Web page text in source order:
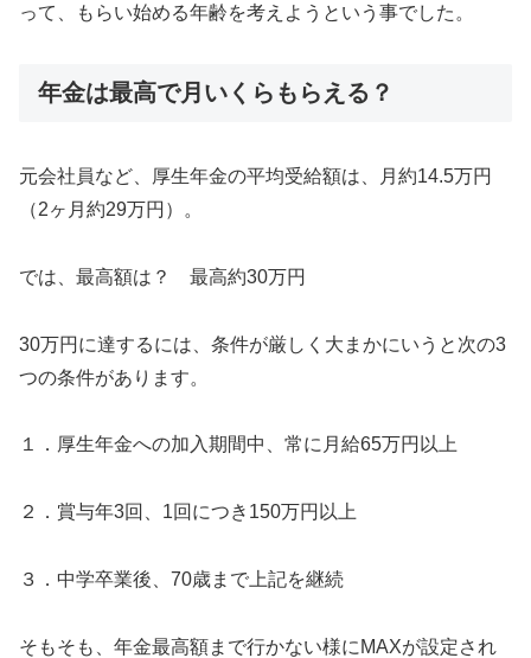
って、もらい始める年齢を考えようという事でした。
年金は最高で月いくらもらえる？
元会社員など、厚生年金の平均受給額は、月約14.5万円
（2ヶ月約29万円）。
では、最高額は？ 最高約30万円
30万円に達するには、条件が厳しく大まかにいうと次の3
つの条件があります。
１．厚生年金への加入期間中、常に月給65万円以上
２．賞与年3回、1回につき150万円以上
３．中学卒業後、70歳まで上記を継続
そもそも、年金最高額まで行かない様にMAXが設定され